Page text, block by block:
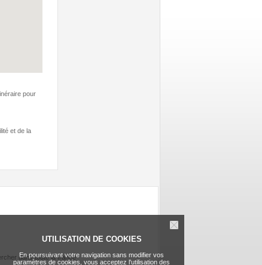
UTILISATION DE COOKIES
En poursuivant votre navigation sans modifier vos
paramètres de cookies, vous acceptez l'utilisation des
pour
et de la
dans toute la france